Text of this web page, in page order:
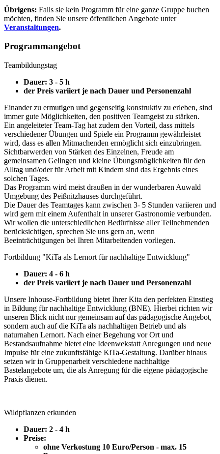
Übrigens: Falls sie kein Programm für eine ganze Gruppe buchen
möchten, finden Sie unsere öffentlichen Angebote unter
Veranstaltungen.
Programmangebot
Teambildungstag
Dauer: 3 - 5 h
der Preis variiert je nach Dauer und Personenzahl
Einander zu ermutigen und gegenseitig konstruktiv zu erleben, sind
immer gute Möglichkeiten, den positiven Teamgeist zu stärken.
Ein angeleiteter Team-Tag hat zudem den Vorteil, dass mittels
verschiedener Übungen und Spiele ein Programm gewährleistet
wird, dass es allen Mitmachenden ermöglicht sich einzubringen.
Sichtbarwerden von Stärken des Einzelnen, Freude am
gemeinsamen Gelingen und kleine Übungsmöglichkeiten für den
Alltag und/oder für Arbeit mit Kindern sind das Ergebnis eines
solchen Tages.
Das Programm wird meist draußen in der wunderbaren Auwald
Umgebung des Peißnitzhauses durchgeführt.
Die Dauer des Teamtages kann zwischen 3- 5 Stunden variieren und
wird gern mit einem Aufenthalt in unserer Gastronomie verbunden.
Wir wollen die unterschiedlichen Bedürfnisse aller Teilnehmenden
berücksichtigen, sprechen Sie uns gern an, wenn
Beeinträchtigungen bei Ihren Mitarbeitenden vorliegen.
Fortbildung "KiTa als Lernort für nachhaltige Entwicklung"
Dauer: 4 - 6 h
der Preis variiert je nach Dauer und Personenzahl
Unsere Inhouse-Fortbildung bietet Ihrer Kita den perfekten Einstieg
in Bildung für nachhaltige Entwicklung (BNE). Hierbei richten wir
unseren Blick nicht nur gemeinsam auf das pädagogische Angebot,
sondern auch auf die KiTa als nachhaltigen Betrieb und als
naturnahen Lernort. Nach einer Begehung vor Ort und
Bestandsaufnahme bietet eine Ideenwekstatt Anregungen und neue
Impulse für eine zukunftsfähige KiTa-Gestaltung. Darüber hinaus
setzen wir in Gruppenarbeit verschiedene nachhaltige
Bastelangebote um, die als Anregung für die eigene pädagogische
Praxis dienen.
Wildpflanzen erkunden
Dauer: 2 - 4 h
Preise:
ohne Verkostung 10 Euro/Person - max. 15